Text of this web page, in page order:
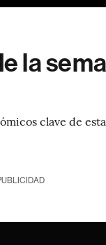
la
clave de